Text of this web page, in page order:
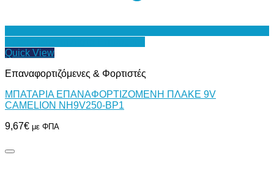
Quick View
Επαναφορτιζόμενες & Φορτιστές
ΜΠΑΤΑΡΙΑ ΕΠΑΝΑΦΟΡΤΙΖΟΜΕΝΗ ΠΛΑΚΕ 9V
CAMELION NH9V250-BP1
9,67€ με ΦΠΑ